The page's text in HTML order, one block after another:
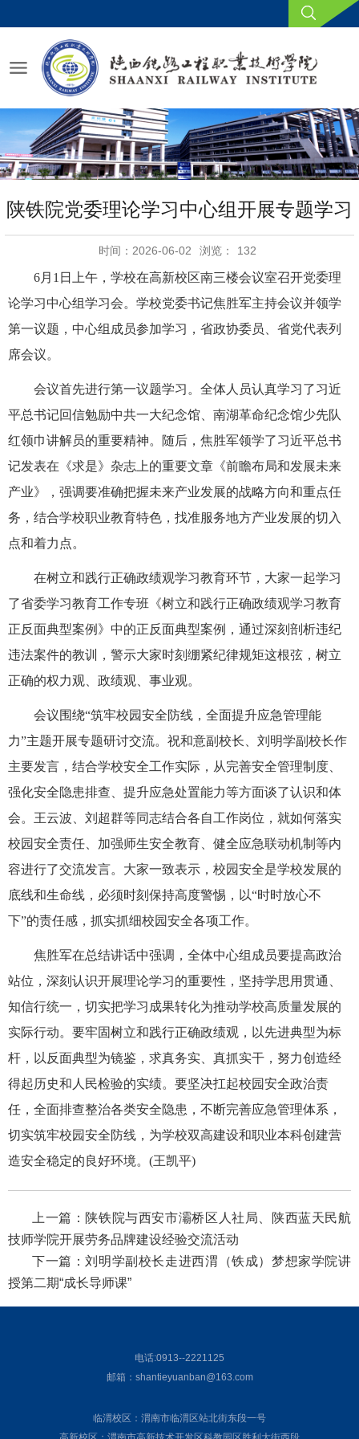
陕铁院党委理论学习中心组开展专题学习
时间：2026-06-02 浏览： 132
6月1日上午，学校在高新校区南三楼会议室召开党委理
论学习中心组学习会。学校党委书记焦胜军主持会议并领学
第一议题，中心组成员参加学习，省政协委员、省党代表列
席会议。
会议首先进行第一议题学习。全体人员认真学习了习近
平总书记回信勉励中共一大纪念馆、南湖革命纪念馆少先队
红领巾讲解员的重要精神。随后，焦胜军领学了习近平总书
记发表在《求是》杂志上的重要文章《前瞻布局和发展未来
产业》，强调要准确把握未来产业发展的战略方向和重点任
务，结合学校职业教育特色，找准服务地方产业发展的切入
点和着力点。
在树立和践行正确政绩观学习教育环节，大家一起学习
了省委学习教育工作专班《树立和践行正确政绩观学习教育
正反面典型案例》中的正反面典型案例，通过深刻剖析违纪
违法案件的教训，警示大家时刻绷紧纪律规矩这根弦，树立
正确的权力观、政绩观、事业观。
会议围绕“筑牢校园安全防线，全面提升应急管理能
力”主题开展专题研讨交流。祝和意副校长、刘明学副校长作
主要发言，结合学校安全工作实际，从完善安全管理制度、
强化安全隐患排查、提升应急处置能力等方面谈了认识和体
会。王云波、刘超群等同志结合各自工作岗位，就如何落实
校园安全责任、加强师生安全教育、健全应急联动机制等内
容进行了交流发言。大家一致表示，校园安全是学校发展的
底线和生命线，必须时刻保持高度警惕，以“时时放心不
下”的责任感，抓实抓细校园安全各项工作。
焦胜军在总结讲话中强调，全体中心组成员要提高政治
站位，深刻认识开展理论学习的重要性，坚持学思用贯通、
知信行统一，切实把学习成果转化为推动学校高质量发展的
实际行动。要牢固树立和践行正确政绩观，以先进典型为标
杆，以反面典型为镜鉴，求真务实、真抓实干，努力创造经
得起历史和人民检验的实绩。要坚决扛起校园安全政治责
任，全面排查整治各类安全隐患，不断完善应急管理体系，
切实筑牢校园安全防线，为学校双高建设和职业本科创建营
造安全稳定的良好环境。(王凯平)
上一篇： 陕铁院与西安市灞桥区人社局、陕西蓝天民航
技师学院开展劳务品牌建设经验交流活动
下一篇：刘明学副校长走进西渭（铁成）梦想家学院讲
授第二期“成长导师课”
电话:0913--2221125
邮箱：shantieyuanban@163.com
临渭校区：渭南市临渭区站北街东段一号